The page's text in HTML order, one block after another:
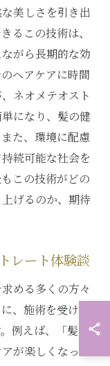
美しさを引き出
るこの技術は、
がら長期的な効
ヘアケアに時間
ネオメテオスト
になり、髪の健
た、環境に配慮
続可能な社会を
この技術がどの
げるのか、期待
レート体験談
める多くの方々
、施術を受けた
例えば、「髪が
が楽しくなっ